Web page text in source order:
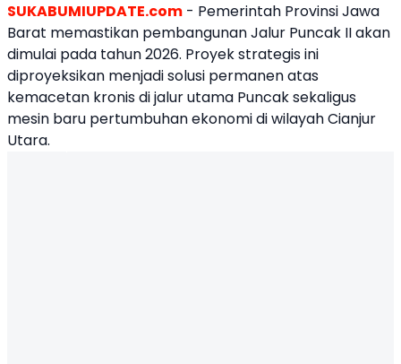
SUKABUMIUPDATE.com - Pemerintah Provinsi Jawa
Barat memastikan pembangunan Jalur Puncak II akan
dimulai pada tahun 2026. Proyek strategis ini
diproyeksikan menjadi solusi permanen atas
kemacetan kronis di jalur utama Puncak sekaligus
mesin baru pertumbuhan ekonomi di wilayah Cianjur
Utara.